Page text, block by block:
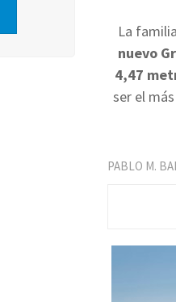
La
nuevo
4,47
ser el más
PABLO M.